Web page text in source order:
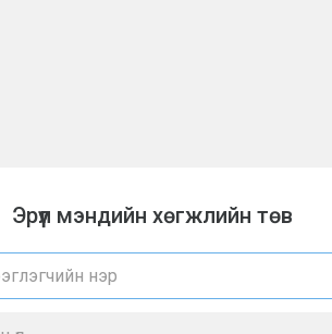
Эрүүл мэндийн хөгжлийн төв